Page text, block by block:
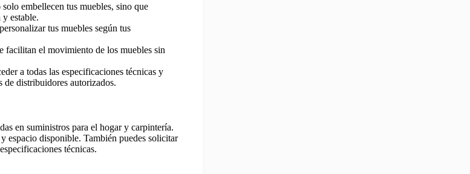
embellecen tus muebles, sino que
estable.
tus muebles según tus
facilitan el movimiento de los muebles sin
a todas las especificaciones técnicas y
de distribuidores autorizados.
en suministros para el hogar y carpintería.
espacio disponible. También puedes solicitar
técnicas.